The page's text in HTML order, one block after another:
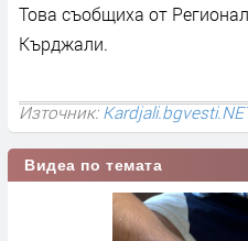
Това съобщиха от
Кърджали.
Източник:
Видеа по темата